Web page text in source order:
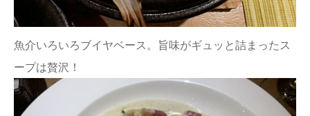
魚介いろいろブイヤベース。旨味がギュッと詰まったス
ープは贅沢！